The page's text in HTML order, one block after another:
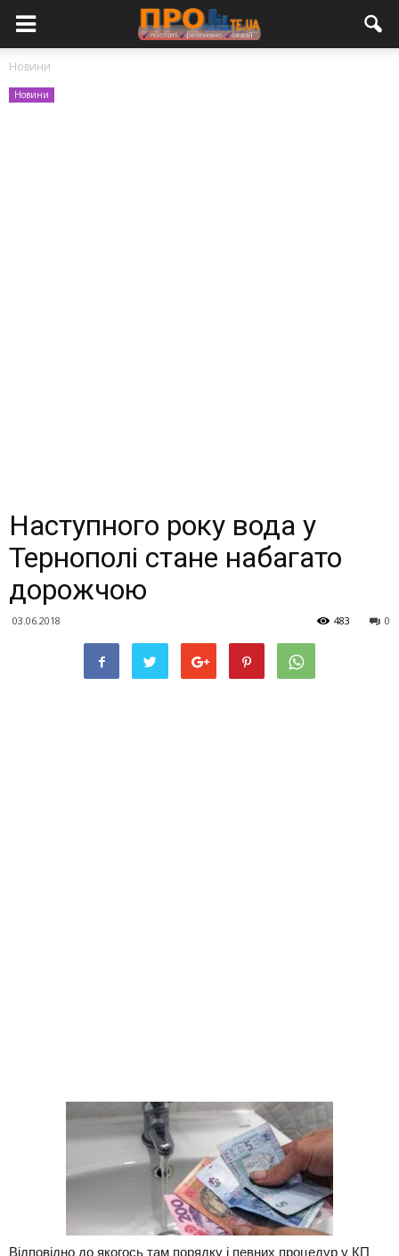
Новини
Новини
Наступного року вода у
Тернополі стане набагато
дорожчою
03.06.2018 0
483
Відповідно до якогось там порядку і певних процедур у КП